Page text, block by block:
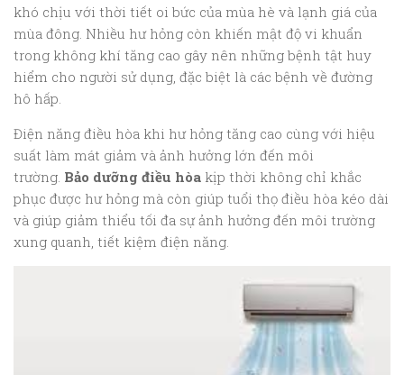
khó chịu với thời tiết oi bức của mùa hè và lạnh giá của
mùa đông. Nhiều hư hỏng còn khiến mật độ vi khuẩn
trong không khí tăng cao gây nên những bệnh tật huy
hiểm cho người sử dụng, đặc biệt là các bệnh về đường
hô hấp.
Điện năng điều hòa khi hư hỏng tăng cao cùng với hiệu
suất làm mát giảm và ảnh hưởng lớn đến môi
trường. Bảo dưỡng điều hòa kịp thời không chỉ khắc
phục được hư hỏng mà còn giúp tuổi thọ điều hòa kéo dài
và giúp giảm thiểu tối đa sự ảnh hưởng đến môi trường
xung quanh, tiết kiệm điện năng.